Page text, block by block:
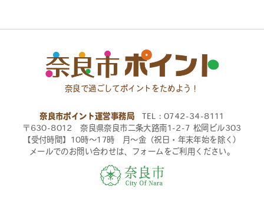
奈良で過ごしてポイントをためよう！
奈良市ポイント運営事務局 TEL：0742-34-8111
〒630-8012 奈良県奈良市二条大路南1-2-7 松岡ビル303
【受付時間】10時〜17時 月〜金（祝日・年末年始を除く）
メールでのお問い合わせは、フォームをご利用ください。